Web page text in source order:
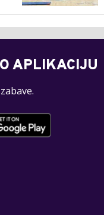
APLIKACIJU